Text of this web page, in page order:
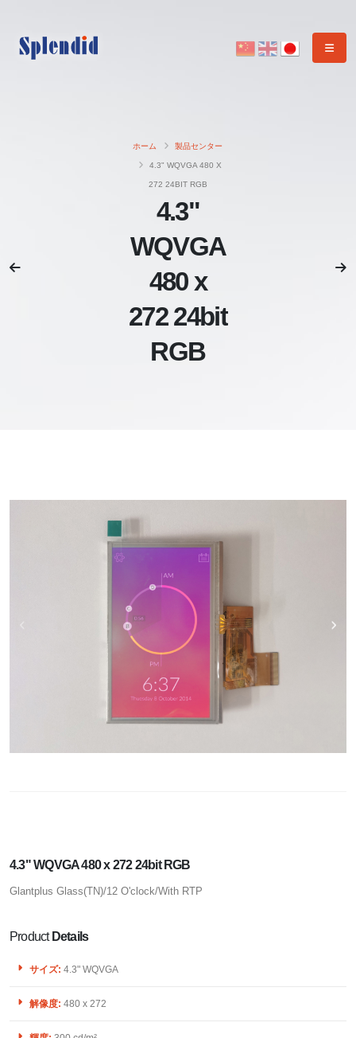
4.3"
WQVGA
480 x
272 24bit
RGB
ホーム 製品センター
4.3" WQVGA 480 X
272 24BIT RGB
4.3" WQVGA 480 x 272 24bit RGB
Glantplus Glass(TN)/12 O'clock/With RTP
Product Details
サイズ: 4.3" WQVGA
解像度: 480 x 272